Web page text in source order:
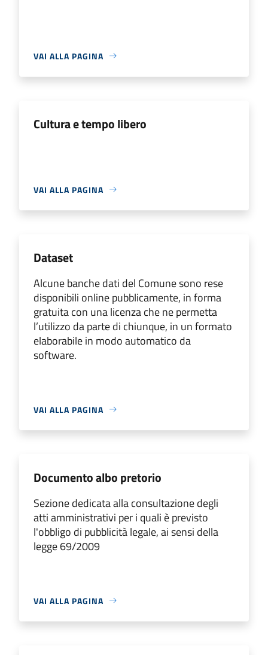
VAI ALLA PAGINA
Cultura e tempo libero
VAI ALLA PAGINA
Dataset
Alcune banche dati del Comune sono rese
disponibili online pubblicamente, in forma
gratuita con una licenza che ne permetta
l’utilizzo da parte di chiunque, in un formato
elaborabile in modo automatico da
software.
VAI ALLA PAGINA
Documento albo pretorio
Sezione dedicata alla consultazione degli
atti amministrativi per i quali è previsto
l'obbligo di pubblicità legale, ai sensi della
legge 69/2009
VAI ALLA PAGINA